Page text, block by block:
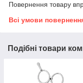
Повернення товару
Всі умови
Подібні товари